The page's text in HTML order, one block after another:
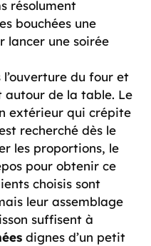
résolument
bouchées une
lancer une soirée
l’ouverture du four et
de la table. Le
extérieur qui crépite
recherché dès le
les proportions, le
pour obtenir ce
choisis sont
leur assemblage
suffisent à
dignes d’un petit